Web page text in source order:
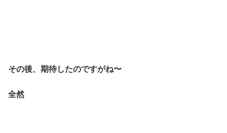
その後、期待したのですがね〜
全然